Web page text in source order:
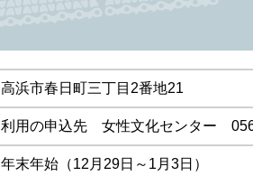
高浜市春日町三丁目2番地21
利用の申込先 女性文化センター
年末年始（12月29日～1月3日）